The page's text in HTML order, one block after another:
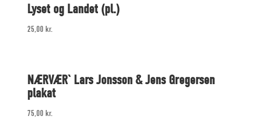
Lyset og Landet (pl.)
25,00 kr.
NÆRVÆR` Lars Jonsson & Jens Gregersen
plakat
75,00 kr.